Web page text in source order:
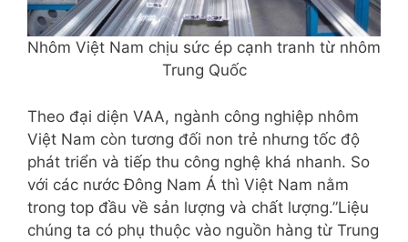
Nhôm Việt Nam chịu sức ép cạnh tranh từ nhôm
Trung Quốc
Theo đại diện VAA, ngành công nghiệp nhôm
Việt Nam còn tương đối non trẻ nhưng tốc độ
phát triển và tiếp thu công nghệ khá nhanh. So
với các nước Đông Nam Á thì Việt Nam nằm
trong top đầu về sản lượng và chất lượng.”Liệu
chúng ta có phụ thuộc vào nguồn hàng từ Trung